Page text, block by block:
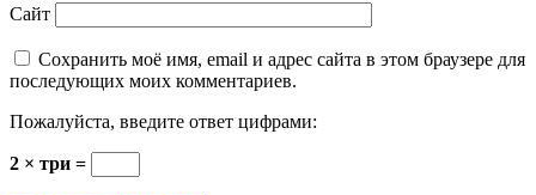
Сайт
Сохранить моё имя, email и адрес сайта в этом браузере для
последующих моих комментариев.
Пожалуйста, введите ответ цифрами:
2 × три =